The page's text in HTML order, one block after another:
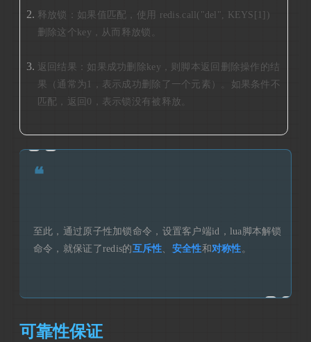
释放锁：如果值匹配，使用 redis.call("del", KEYS[1])
删除这个key，从而释放锁。
返回结果：如果成功删除key，则脚本返回删除操作的结
果（通常为1，表示成功删除了一个元素）。如果条件不
匹配，返回0，表示锁没有被释放。
❝
至此，通过原子性加锁命令，设置客户端id，lua脚本解锁
命令，就保证了redis的互斥性、 安全性和对称性。
可靠性保证